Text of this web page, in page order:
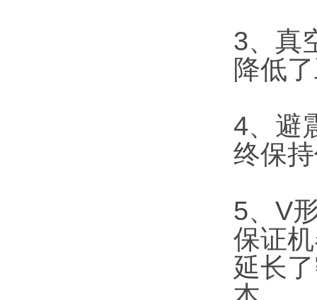
3、真
降低
4、避
终保
5、V
保证
延长